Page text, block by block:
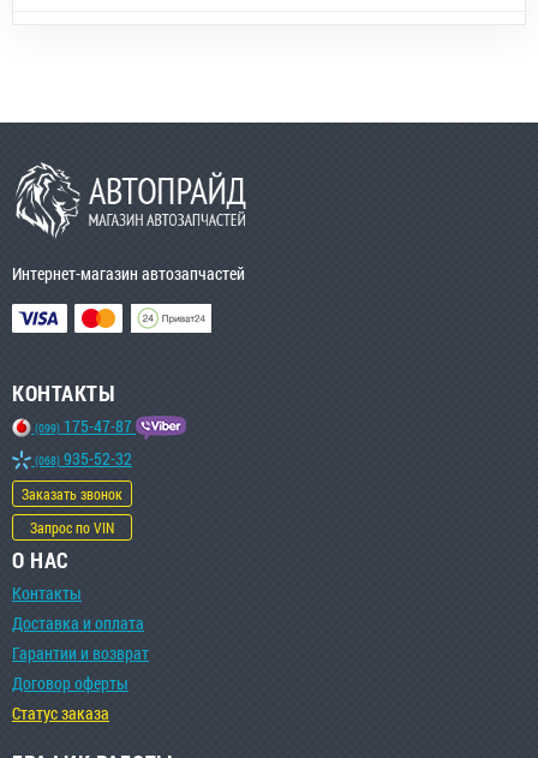
Интернет-магазин автозапчастей
КОНТАКТЫ
(099) 175-47-87
(068) 935-52-32
Заказать звонок
Запрос по VIN
О НАС
Контакты
Доставка и оплата
Гарантии и возврат
Договор оферты
Статус заказа